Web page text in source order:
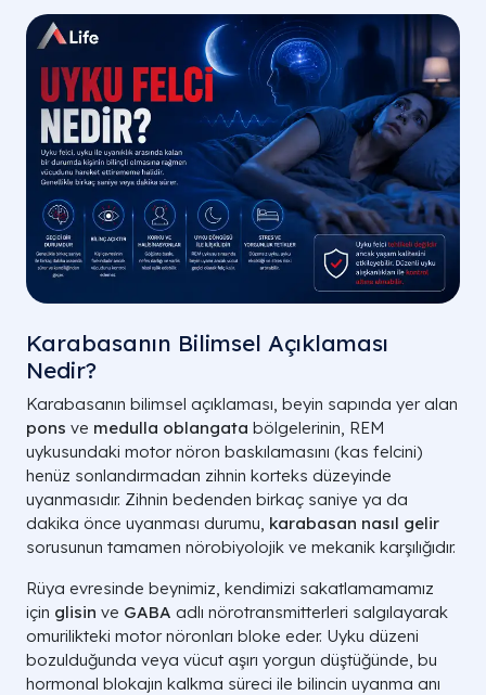
Karabasanın Bilimsel Açıklaması
Nedir?
Karabasanın bilimsel açıklaması, beyin sapında yer alan
pons ve medulla oblangata bölgelerinin, REM
uykusundaki motor nöron baskılamasını (kas felcini)
henüz sonlandırmadan zihnin korteks düzeyinde
uyanmasıdır. Zihnin bedenden birkaç saniye ya da
dakika önce uyanması durumu, karabasan nasıl gelir
sorusunun tamamen nörobiyolojik ve mekanik karşılığıdır.
Rüya evresinde beynimiz, kendimizi sakatlamamamız
için glisin ve GABA adlı nörotransmitterleri salgılayarak
omurilikteki motor nöronları bloke eder. Uyku düzeni
bozulduğunda veya vücut aşırı yorgun düştüğünde, bu
hormonal blokajın kalkma süreci ile bilincin uyanma anı